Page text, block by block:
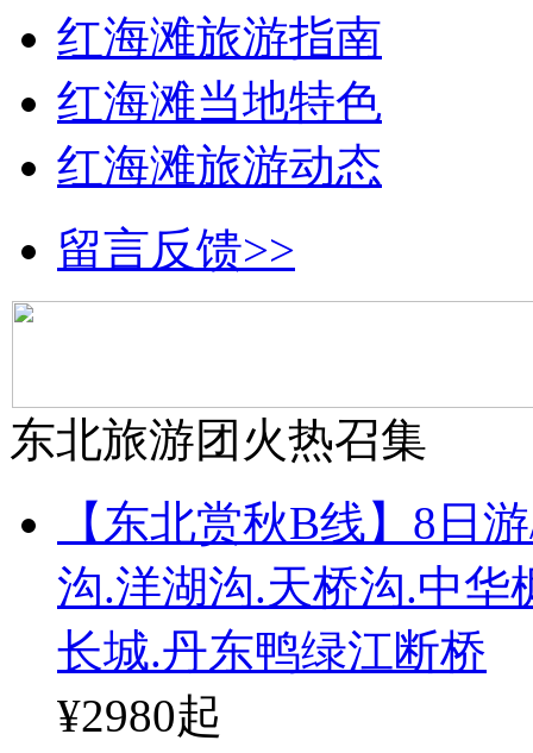
红海滩旅游指南
红海滩当地特色
红海滩旅游动态
留言反馈>>
东北旅游团火热召集
【东北赏秋B线】8日
沟.洋湖沟.天桥沟.中华
长城.丹东鸭绿江断桥
¥2980起